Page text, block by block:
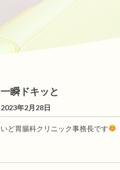
一瞬ドキッと
2023年2月28日
いど胃腸科クリニック事務長です